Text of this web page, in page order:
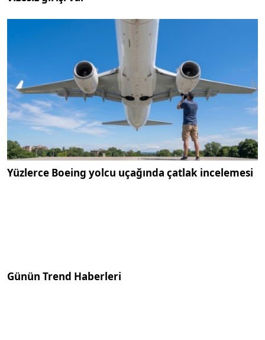
Yüzlerce Boeing yolcu uçağında çatlak incelemesi
Günün Trend Haberleri